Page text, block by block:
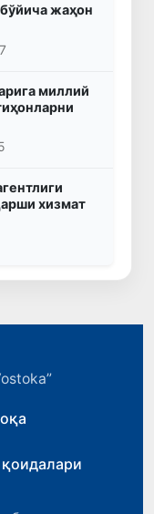
жаҳон
миллий
хизмат